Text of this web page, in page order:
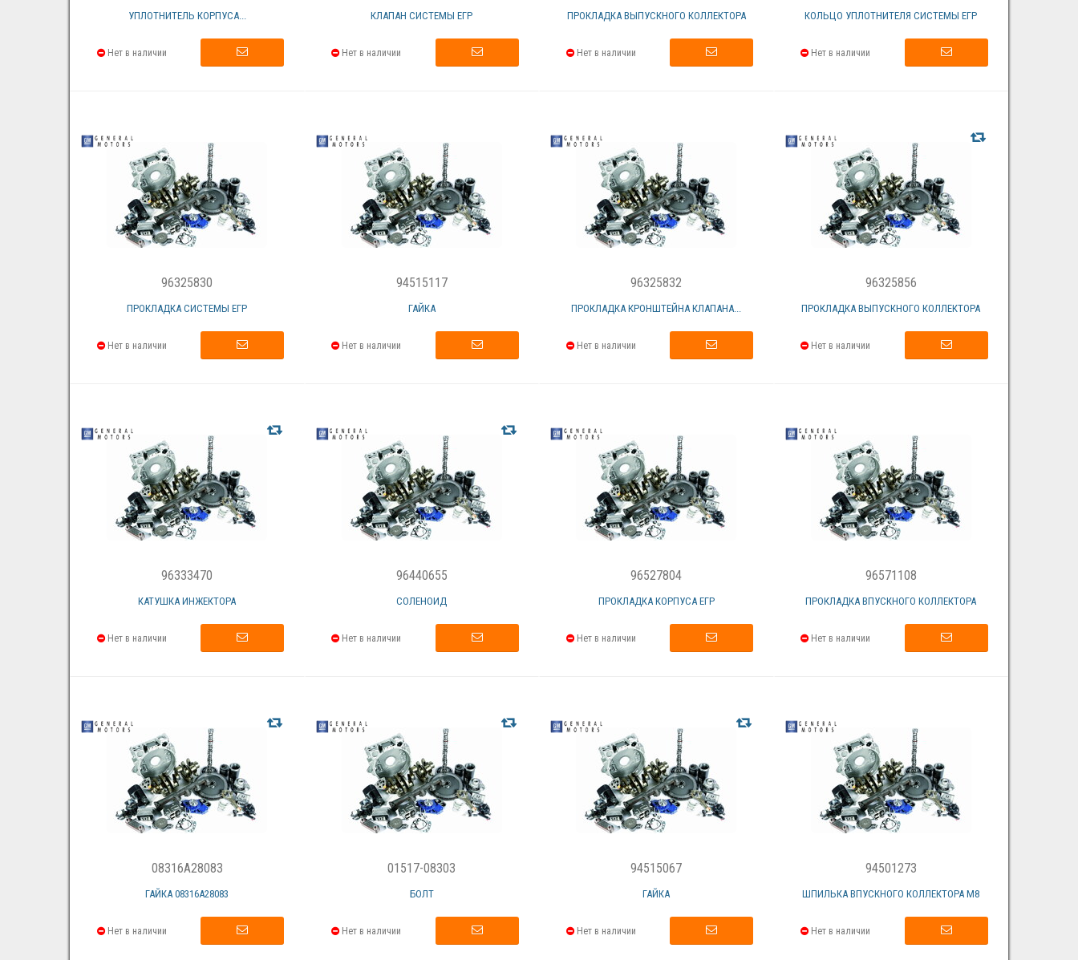
УПЛОТНИТЕЛЬ КОРПУСА...
Нет в наличии
КЛАПАН СИСТЕМЫ ЕГР
Нет в наличии
ПРОКЛАДКА ВЫПУСКНОГО КОЛЛЕКТОРА
Нет в наличии
КОЛЬЦО УПЛОТНИТЕЛЯ СИСТЕМЫ ЕГР
Нет в наличии
96325830
ПРОКЛАДКА СИСТЕМЫ ЕГР
Нет в наличии
94515117
ГАЙКА
Нет в наличии
96325832
ПРОКЛАДКА КРОНШТЕЙНА КЛАПАНА...
Нет в наличии
96325856
ПРОКЛАДКА ВЫПУСКНОГО КОЛЛЕКТОРА
Нет в наличии
96333470
КАТУШКА ИНЖЕКТОРА
Нет в наличии
96440655
СОЛЕНОИД
Нет в наличии
96527804
ПРОКЛАДКА КОРПУСА ЕГР
Нет в наличии
96571108
ПРОКЛАДКА ВПУСКНОГО КОЛЛЕКТОРА
Нет в наличии
08316A28083
ГАЙКА 08316А28083
Нет в наличии
01517-08303
БОЛТ
Нет в наличии
94515067
ГАЙКА
Нет в наличии
94501273
ШПИЛЬКА ВПУСКНОГО КОЛЛЕКТОРА М8
Нет в наличии